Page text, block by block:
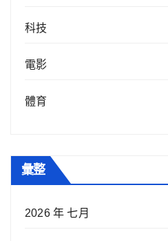
科技
電影
體育
彙整
2026 年 七月